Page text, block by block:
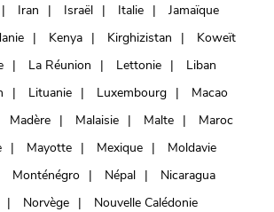
Iran Israël Italie
Jamaïque
Kenya Kirghizistan
Koweït
La Réunion Lettonie
Liban
Lituanie Luxembourg
Macao
Madère Malaisie Malte
Maroc
Mayotte Mexique
Moldavie
Monténégro Népal
Nicaragua
Norvège
Nouvelle Calédonie